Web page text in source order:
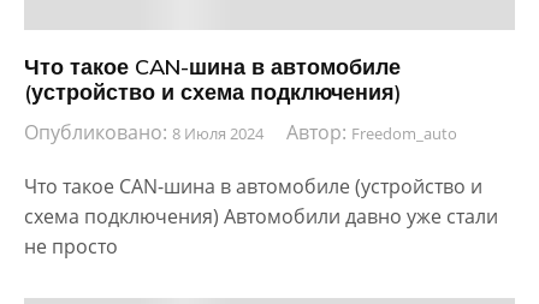
Что такое CAN-шина в автомобиле
(устройство и схема подключения)
Опубликовано: 8 Июля 2024 Автор: Freedom_auto
Что такое CAN-шина в автомобиле (устройство и
схема подключения) Автомобили давно уже стали
не просто